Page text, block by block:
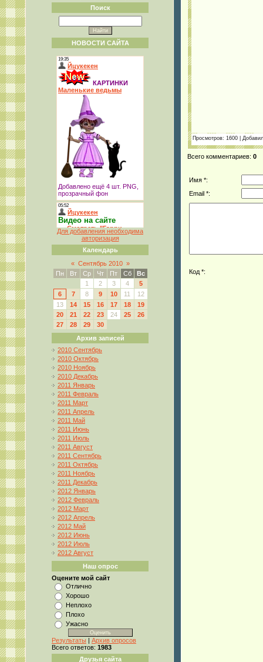
Поиск
НОВОСТИ САЙТА
Для добавления необходима
авторизация
Календарь
« Сентябрь 2010 »
Пн
Вт Ср Чт Пт Сб
Вс
1
2 3 4
5
6
7 8 9 10 11
12
13
14 15 16 17 18
19
20
21 22 23 24 25
26
27
28 29
30
Архив записей
2010 Сентябрь
2010 Октябрь
2010 Ноябрь
2010 Декабрь
2011 Январь
2011 Февраль
2011 Март
2011 Апрель
2011 Май
2011 Июнь
2011 Июль
2011 Август
2011 Сентябрь
2011 Октябрь
2011 Ноябрь
2011 Декабрь
2012 Январь
2012 Февраль
2012 Март
2012 Апрель
2012 Май
2012 Июнь
2012 Июль
2012 Август
Наш опрос
Оцените мой сайт
Отлично
Хорошо
Неплохо
Плохо
Ужасно
Результаты | Архив опросов
Всего ответов: 1983
Друзья сайта
Просмотров: 1600 | Добавил
Всего комментариев: 0
Имя *:
Email *:
Код *: